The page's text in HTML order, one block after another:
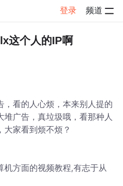
登录 频道
子详情
这个人的IP啊
，看的人心烦，本来别人提的
堆广告，真垃圾哦，看那种人
大家看到烦不烦？
机方面的视频教程,有志于从